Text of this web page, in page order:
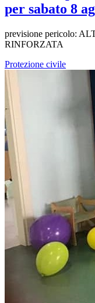
per sabato 8
previsione pericolo:
RINFORZATA
Protezione civile